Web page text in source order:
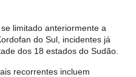
limitado anteriormente a
do Sul, incidentes já
dos 18 estados do Sudão.
recorrentes incluem